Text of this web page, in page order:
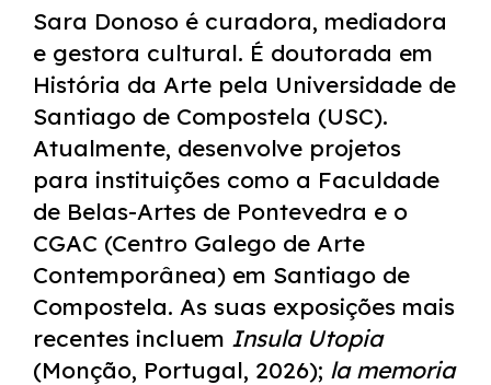
Sara Donoso é curadora, mediadora
e gestora cultural. É doutorada em
História da Arte pela Universidade de
Santiago de Compostela (USC).
Atualmente, desenvolve projetos
para instituições como a Faculdade
de Belas-Artes de Pontevedra e o
CGAC (Centro Galego de Arte
Contemporânea) em Santiago de
Compostela. As suas exposições mais
recentes incluem Insula Utopia
(Monção, Portugal, 2026); lamemoria